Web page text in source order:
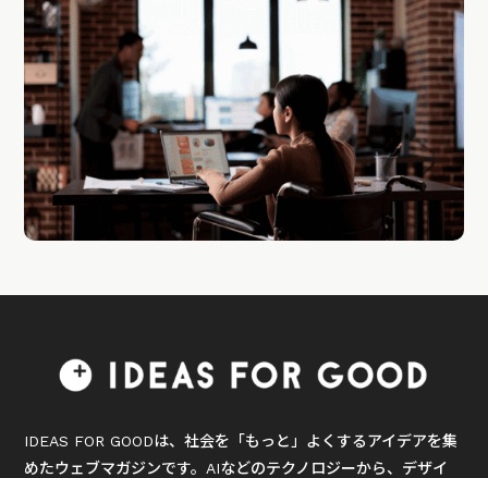
IDEAS FOR GOODは、社会を「もっと」よくするアイデアを集
めたウェブマガジンです。AIなどのテクノロジーから、デザイ